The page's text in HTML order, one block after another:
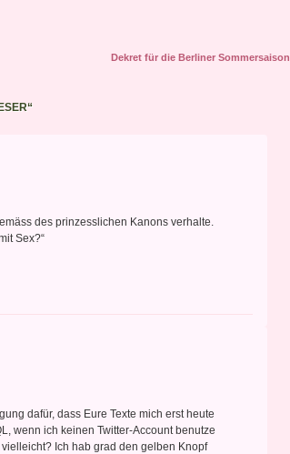
Dekret für die Berliner Sommersaison
“
des prinzesslichen Kanons verhalte.
Sex?“
dafür, dass Eure Texte mich erst heute
wenn ich keinen Twitter-Account benutze
Ich hab grad den gelben Knopf